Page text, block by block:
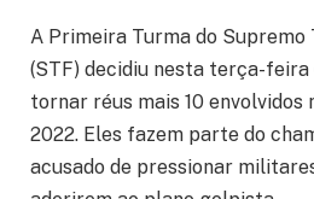
A Primeira Turma do
(STF) decidiu nesta terça-feira
tornar réus mais 10
2022. Eles fazem parte do
acusado de pressionar